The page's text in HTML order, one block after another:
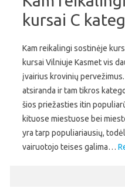
kursai C
Kam reikalingi sostinėje
kursai Vilniuje Kasmet vis
įvairius krovinių
atsiranda ir tam tikros
šios priežasties itin
kituose miestuose bei
yra tarp populiariausių,
vairuotojo teises galima…